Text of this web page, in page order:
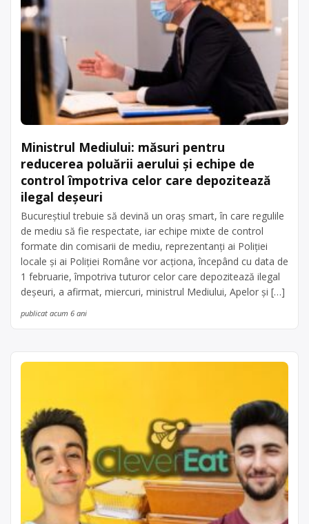
Ministrul Mediului: măsuri pentru
reducerea poluării aerului și echipe de
control împotriva celor care depozitează
ilegal deşeuri
Bucureştiul trebuie să devină un oraş smart, în care regulile
de mediu să fie respectate, iar echipe mixte de control
formate din comisarii de mediu, reprezentanţi ai Poliţiei
locale şi ai Poliţiei Române vor acţiona, începând cu data de
1 februarie, împotriva tuturor celor care depozitează ilegal
deşeuri, a afirmat, miercuri, ministrul Mediului, Apelor şi […]
publicat acum 6 ani